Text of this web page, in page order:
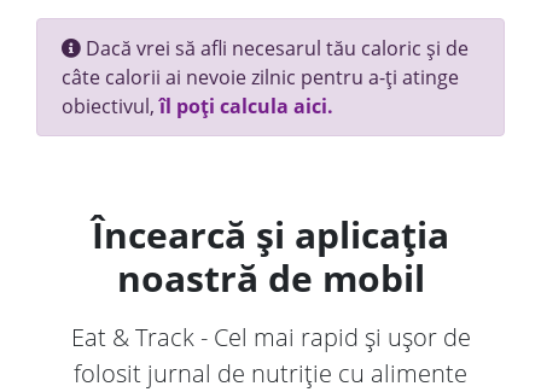
Dacă vrei să afli necesarul tău caloric și de
câte calorii ai nevoie zilnic pentru a-ți atinge
obiectivul,îl poți calcula aici.
Încearcă și aplicația
noastră de mobil
Eat & Track - Cel mai rapid și ușor de
folosit jurnal de nutriție cu alimente